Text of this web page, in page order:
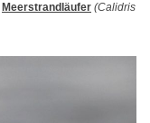
Meerstrandläufer (Calidris